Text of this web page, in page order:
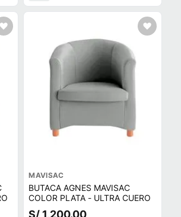
MAVISAC
BUTACA AGNES MAVISAC
COLOR PLATA - ULTRA CUERO
S/ 1,200.00